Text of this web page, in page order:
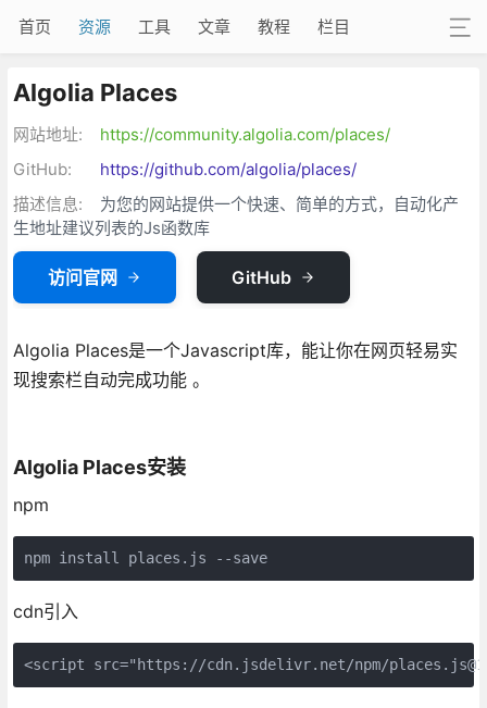
首页 资源 工具 文章 教程 栏目
Algolia Places
网站地址:
https://community.algolia.com/places/
GitHub:
https://github.com/algolia/places/
描述信息:
为您的网站提供一个快速、简单的方式，自动化产
生地址建议列表的Js函数库
访问官网 GitHub
Algolia Places是一个Javascript库，能让你在网页轻易实
现搜索栏自动完成功能 。
Algolia Places安装
npm
npm install places.js --save
cdn引入
<script src="https://cdn.jsdelivr.net/npm/